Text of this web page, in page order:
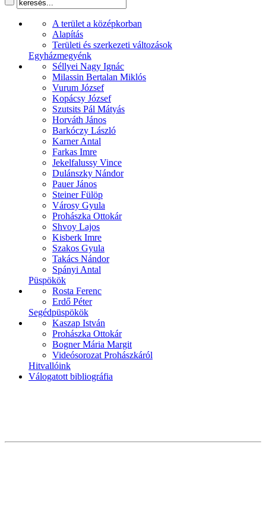
A terület a középkorban
Alapítás
Területi és szerkezeti változások
Egyházmegyénk
Séllyei Nagy Ignác
Milassin Bertalan Miklós
Vurum József
Kopácsy József
Szutsits Pál Mátyás
Horváth János
Barkóczy László
Karner Antal
Farkas Imre
Jekelfalussy Vince
Dulánszky Nándor
Pauer János
Steiner Fülöp
Városy Gyula
Prohászka Ottokár
Shvoy Lajos
Kisberk Imre
Szakos Gyula
Takács Nándor
Spányi Antal
Püspökök
Rosta Ferenc
Erdő Péter
Segédpüspökök
Kaszap István
Prohászka Ottokár
Bogner Mária Margit
Videósorozat Prohászkáról
Hitvallóink
Válogatott bibliográfia